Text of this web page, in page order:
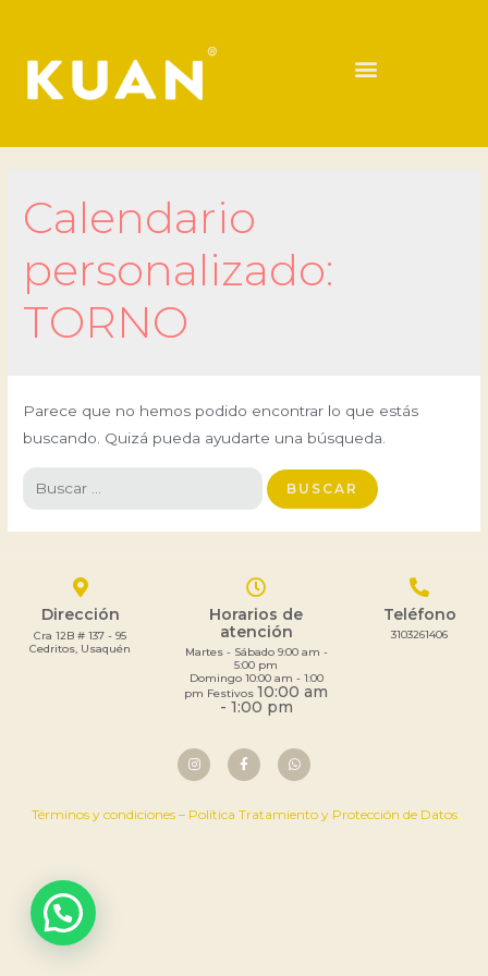
Calendario
personalizado:
TORNO
Parece que no hemos podido encontrar lo que estás
buscando. Quizá pueda ayudarte una búsqueda.
Dirección
Cra 12B # 137 - 95
Cedritos, Usaquén
Horarios de
atención
Martes - Sábado 9:00 am -
5:00 pm
Domingo 10:00 am - 1:00
pm Festivos 10:00 am
- 1:00 pm
Teléfono
3103261406
Términos y condiciones– Política Tratamiento y Protección de Datos